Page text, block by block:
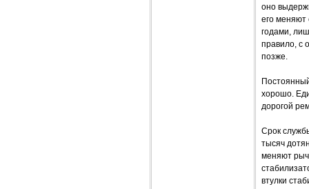
оно
его меняют
годами,
правило, с
позже.
хорошо.
дорогой
Срок
тысяч
меняют
втулки